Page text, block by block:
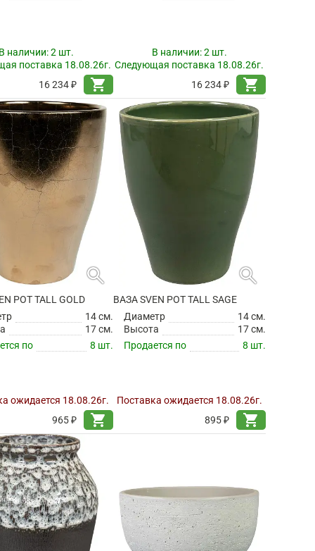
наличии:2 шт.
поставка 18.08.26г.
16 234 ₽
shopping_cart
В наличии:2 шт.
Следующая поставка 18.08.26г.
16 234 ₽
shopping_cart
search
POT TALL GOLD
14 см.
17 см.
по
8 шт.
ожидается 18.08.26г.
965 ₽
shopping_cart
search
ВАЗА SVEN POT TALL SAGE
Диаметр
14 см.
Высота
17 см.
Продается по
8 шт.
Поставка ожидается 18.08.26г.
895 ₽
shopping_cart